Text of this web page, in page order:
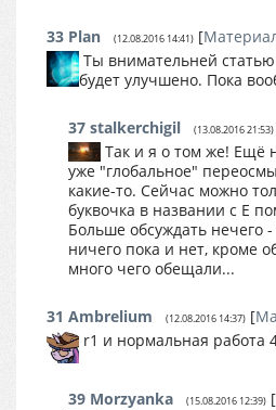
33 Plan (12.08.2016 14:41) [
Ты внимательней
будет улучшено. Пока
37 stalkerchigil (13.08.2016 21:53)
Так и я о том же! Ещё
уже "глобальное"
какие-то. Сейчас можно
буквочка в названии с Е
Больше обсуждать нечего
ничего пока и нет, кроме
много чего обещали...
31 Ambrelium (12.08.2016 14:37) [
r1 и нормальная работа
39 Morzyanka (15.08.2016 12:39) [